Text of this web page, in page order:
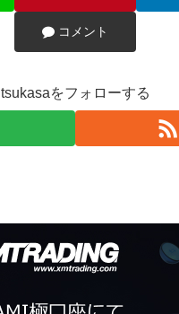
コメント
tsukasaをフォローする